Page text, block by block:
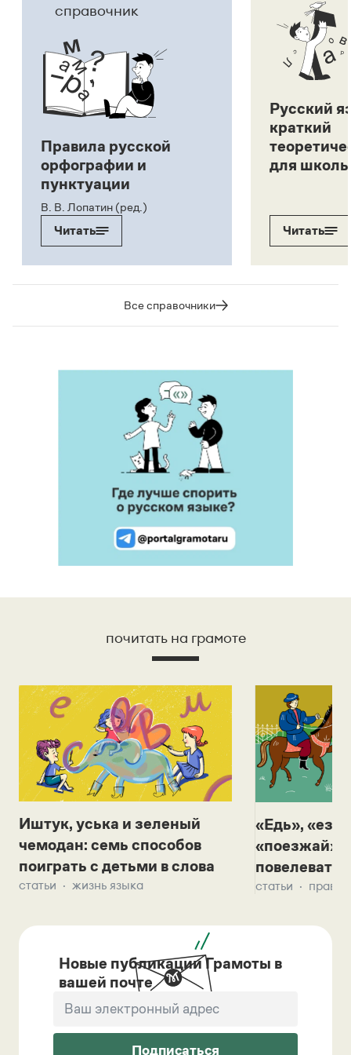
справочник
Правила русской
орфографии и
пунктуации
В. В. Лопатин (ред.)
Читать
Русский
краткий
для
Читать
Все справочники
почитать на грамоте
Иштук, уська и зеленый
чемодан: семь способов
поиграть с детьми в слова
статьи жизнь языка
«Едь»,
«поезжай»?
повелевать
статьи
Новые публикации Грамоты в
вашей почте
Подписаться